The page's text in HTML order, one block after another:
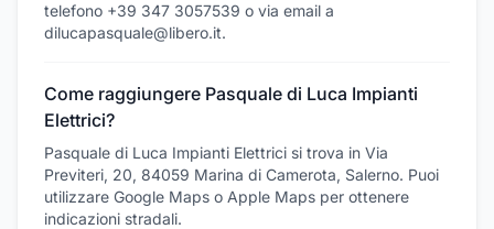
telefono +39 347 3057539 o via email a
dilucapasquale@libero.it.
Come raggiungere Pasquale di Luca Impianti
Elettrici?
Pasquale di Luca Impianti Elettrici si trova in Via
Previteri, 20, 84059 Marina di Camerota, Salerno. Puoi
utilizzare Google Maps o Apple Maps per ottenere
indicazioni stradali.